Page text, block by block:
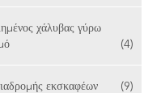
χάλυβας γύρω
(4)
εκσκαφέων (9)